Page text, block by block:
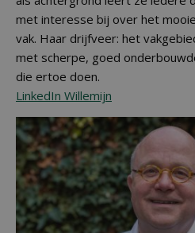
met interesse bij over het
vak. Haar drijfveer: het
met scherpe, goed
die ertoe doen.
LinkedIn Willemijn